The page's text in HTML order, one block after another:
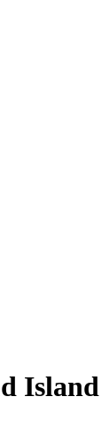
Island